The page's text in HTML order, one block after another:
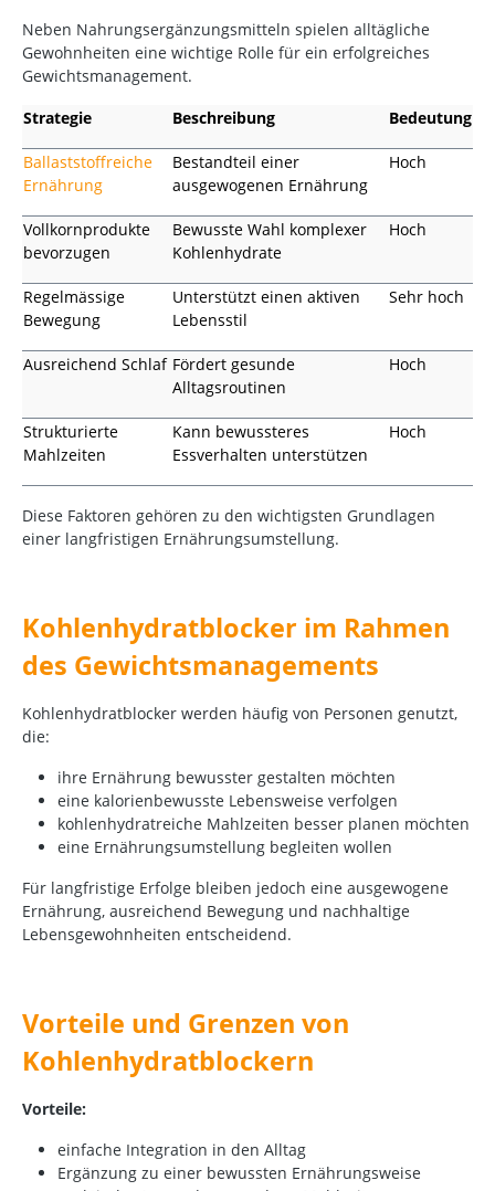
Neben Nahrungsergänzungsmitteln spielen alltägliche
Gewohnheiten eine wichtige Rolle für ein erfolgreiches
Gewichtsmanagement.
Strategie
Beschreibung Bedeutung
Ballaststoffreiche
Ernährung
Bestandteil einer
ausgewogenen Ernährung
Hoch
Vollkornprodukte
bevorzugen
Bewusste Wahl komplexer
Kohlenhydrate
Hoch
Regelmässige
Bewegung
Unterstützt einen aktiven
Lebensstil
Sehr hoch
Ausreichend Schlaf Fördert gesunde
Alltagsroutinen
Hoch
Strukturierte
Mahlzeiten
Kann bewussteres
Essverhalten unterstützen
Hoch
Diese Faktoren gehören zu den wichtigsten Grundlagen
einer langfristigen Ernährungsumstellung.
Kohlenhydratblocker im Rahmen
des Gewichtsmanagements
Kohlenhydratblocker werden häufig von Personen genutzt,
die:
ihre Ernährung bewusster gestalten möchten
eine kalorienbewusste Lebensweise verfolgen
kohlenhydratreiche Mahlzeiten besser planen möchten
eine Ernährungsumstellung begleiten wollen
Für langfristige Erfolge bleiben jedoch eine ausgewogene
Ernährung, ausreichend Bewegung und nachhaltige
Lebensgewohnheiten entscheidend.
Vorteile und Grenzen von
Kohlenhydratblockern
Vorteile:
einfache Integration in den Alltag
Ergänzung zu einer bewussten Ernährungsweise